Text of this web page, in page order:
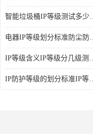
智能垃圾桶
电器IP等级划
IP等级含义IP
IP防护等级的划